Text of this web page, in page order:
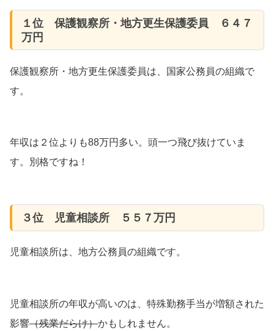
１位 保護観察所・地方更生保護委員 ６４７
万円
保護観察所・地方更生保護委員は、国家公務員の組織で
す。
年収は２位よりも88万円多い。頭一つ飛び抜けていま
す。別格ですね！
３位 児童相談所 ５５７万円
児童相談所は、地方公務員の組織です。
児童相談所の年収が高いのは、特殊勤務手当が増額された
影響（残業だらけ）かもしれません。